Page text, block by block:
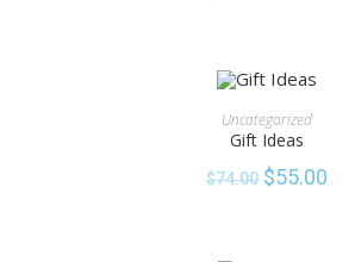
ADD TO CART
Uncategorized
Gift Ideas
$74.00 $55.00